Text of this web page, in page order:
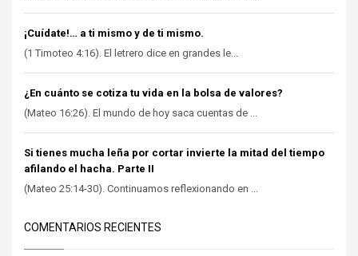
¡Cuídate!… a ti mismo y de ti mismo.
(1 Timoteo 4:16). El letrero dice en grandes le...
¿En cuánto se cotiza tu vida en la bolsa de valores?
(Mateo 16:26). El mundo de hoy saca cuentas de ...
Si tienes mucha leña por cortar invierte la mitad del tiempo
afilando el hacha. Parte II
(Mateo 25:14-30). Continuamos reflexionando en ...
COMENTARIOS RECIENTES